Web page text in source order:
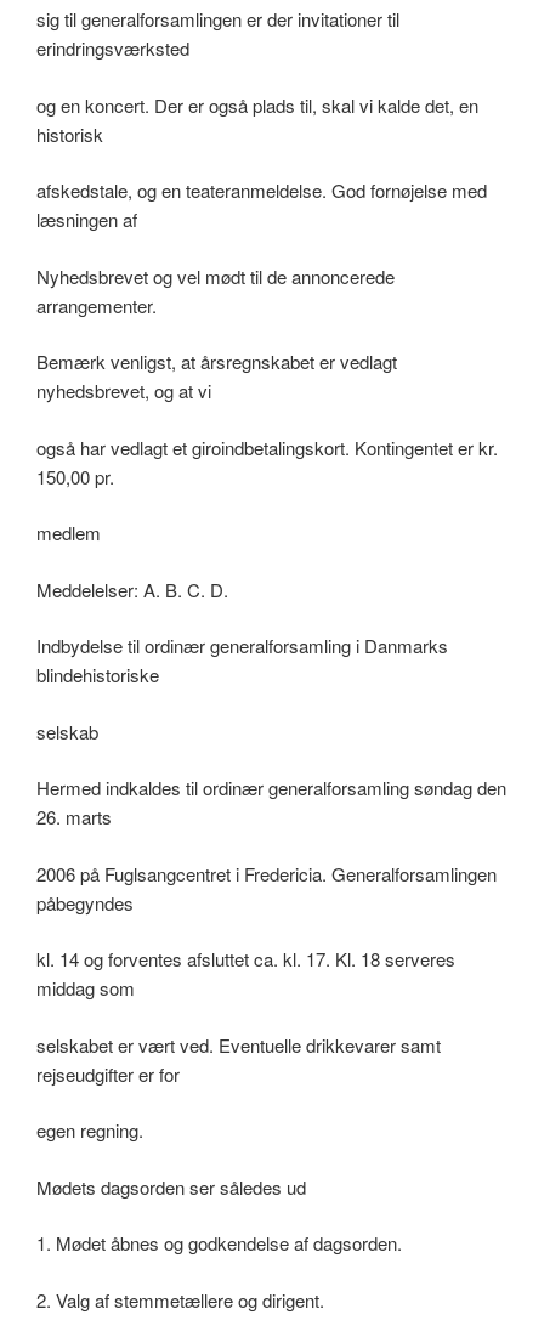
sig til generalforsamlingen er der invitationer til
erindringsværksted
og en koncert. Der er også plads til, skal vi kalde det, en
historisk
afskedstale, og en teateranmeldelse. God fornøjelse med
læsningen af
Nyhedsbrevet og vel mødt til de annoncerede
arrangementer.
Bemærk venligst, at årsregnskabet er vedlagt
nyhedsbrevet, og at vi
også har vedlagt et giroindbetalingskort. Kontingentet er kr.
150,00 pr.
medlem
Meddelelser: A. B. C. D.
Indbydelse til ordinær generalforsamling i Danmarks
blindehistoriske
selskab
Hermed indkaldes til ordinær generalforsamling søndag den
26. marts
2006 på Fuglsangcentret i Fredericia. Generalforsamlingen
påbegyndes
kl. 14 og forventes afsluttet ca. kl. 17. Kl. 18 serveres
middag som
selskabet er vært ved. Eventuelle drikkevarer samt
rejseudgifter er for
egen regning.
Mødets dagsorden ser således ud
1. Mødet åbnes og godkendelse af dagsorden.
2. Valg af stemmetællere og dirigent.